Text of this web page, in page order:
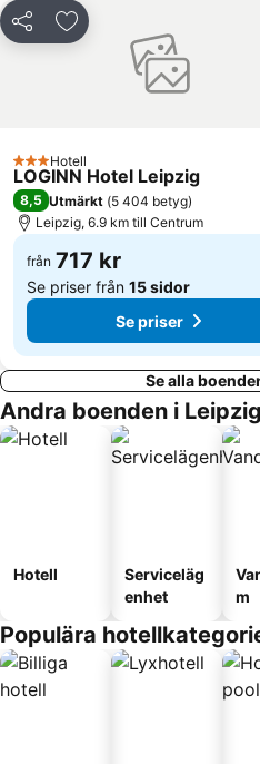
Dela Lägg till i Mina Favoriter
3 Stjärnor
Hotell
LOGINN Hotel Leipzig
8,5 Utmärkt (5 404 betyg)
Leipzig, 6.9 km till Centrum
från 717 kr
Se priser från 15 sidor
Se priser
Se alla
Andra boenden i Leipzig
Hotell
Serviceläg
enhet
m
Populära